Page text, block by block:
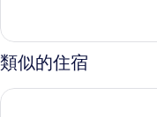
的
所
有
相
房
（早
飯）
詳
類似的住宿
永宗里維埃拉飯店